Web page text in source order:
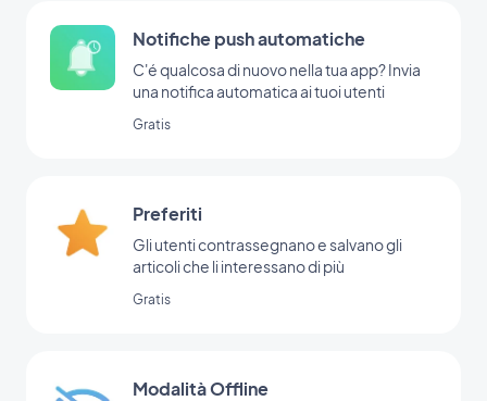
Notifiche push automatiche
C'é qualcosa di nuovo nella tua app? Invia
una notifica automatica ai tuoi utenti
Gratis
Preferiti
Gli utenti contrassegnano e salvano gli
articoli che li interessano di più
Gratis
Modalità Offline